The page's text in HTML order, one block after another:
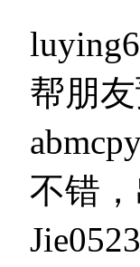
帮朋
不错
Jie0523